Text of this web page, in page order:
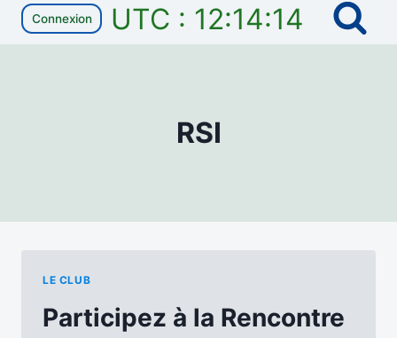
Connexion UTC : 12:14:14
RSI
LE CLUB
Participez à la Rencontre